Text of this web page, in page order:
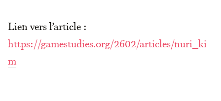
Lien vers l’article :
https://gamestudies.org/2602/articles/nuri_ki
m